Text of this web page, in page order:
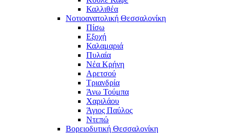
Καλλιθέα
Νοτιοανατολική Θεσσαλονίκη
Πίσω
Εξοχή
Καλαμαριά
Πυλαία
Νέα Κρήνη
Αρετσού
Τριανδρία
Άνω Τούμπα
Χαριλάου
Άγιος Παύλος
Ντεπώ
Βορειοδυτική Θεσσαλονίκη